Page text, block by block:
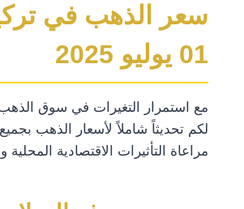
سعر الذهب في
01 يوليو 2025
مع استمرار التغيرات في سوق
لكم تحديثاً شاملاً لأسعار الذهب بجميع
مراعاة التأثيرات الاقتصادية المحلية